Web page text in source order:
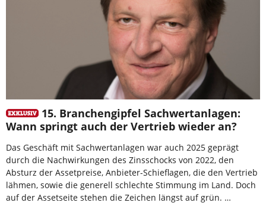
15. Branchengipfel Sachwertanlagen:
Wann springt auch der Vertrieb wieder an?
Das Geschäft mit Sachwertanlagen war auch 2025 geprägt
durch die Nachwirkungen des Zinsschocks von 2022, den
Absturz der Assetpreise, Anbieter-Schieflagen, die den Vertrieb
lähmen, sowie die generell schlechte Stimmung im Land. Doch
auf der Assetseite stehen die Zeichen längst auf grün. …